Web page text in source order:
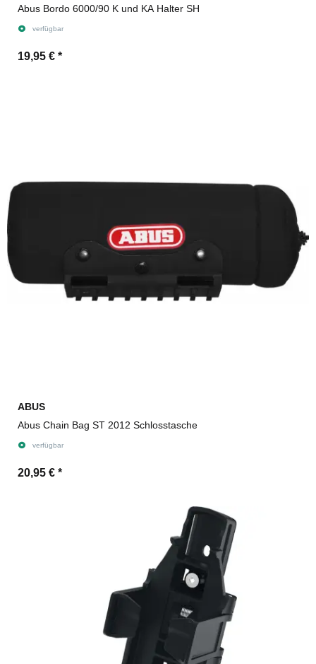
Abus Bordo 6000/90 K und KA Halter SH
verfügbar
19,95 € *
ABUS
Abus Chain Bag ST 2012 Schlosstasche
verfügbar
20,95 € *